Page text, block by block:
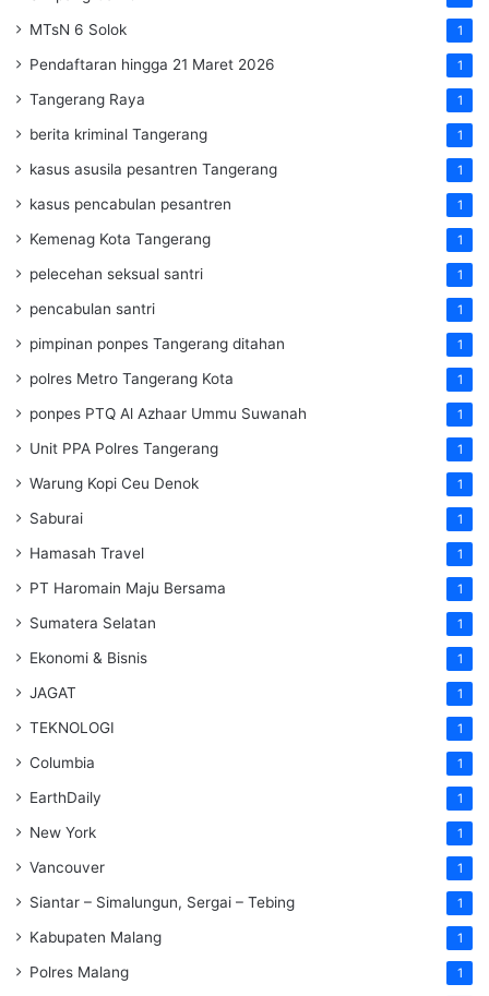
MTsN 6 Solok 1
Pendaftaran hingga 21 Maret 2026 1
Tangerang Raya 1
berita kriminal Tangerang 1
kasus asusila pesantren Tangerang 1
kasus pencabulan pesantren 1
Kemenag Kota Tangerang 1
pelecehan seksual santri 1
pencabulan santri 1
pimpinan ponpes Tangerang ditahan 1
polres Metro Tangerang Kota 1
ponpes PTQ Al Azhaar Ummu Suwanah 1
Unit PPA Polres Tangerang 1
Warung Kopi Ceu Denok 1
Saburai 1
Hamasah Travel 1
PT Haromain Maju Bersama 1
Sumatera Selatan 1
Ekonomi & Bisnis 1
JAGAT 1
TEKNOLOGI 1
Columbia 1
EarthDaily 1
New York 1
Vancouver 1
Siantar – Simalungun, Sergai – Tebing 1
Kabupaten Malang 1
Polres Malang 1